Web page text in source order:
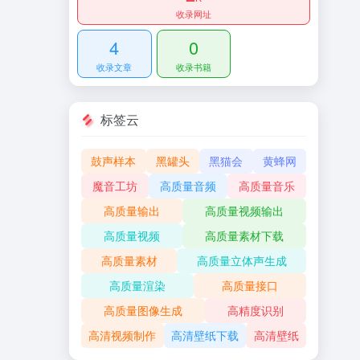
收录网址
4
收录文章
0
收录书籍
标签云
鼓声样本 黑罐头 黑猫会
黄蜂网
魔音工坊
高质量音频
高质量音乐
高质量输出
高质量视频输出
高质量视频
高质量素材下载
高质量素材
高质量立体声生成
高质量渲染
高质量接口
高质量图像生成
高精度识别
高清视频制作
高清壁纸下载 高清壁纸